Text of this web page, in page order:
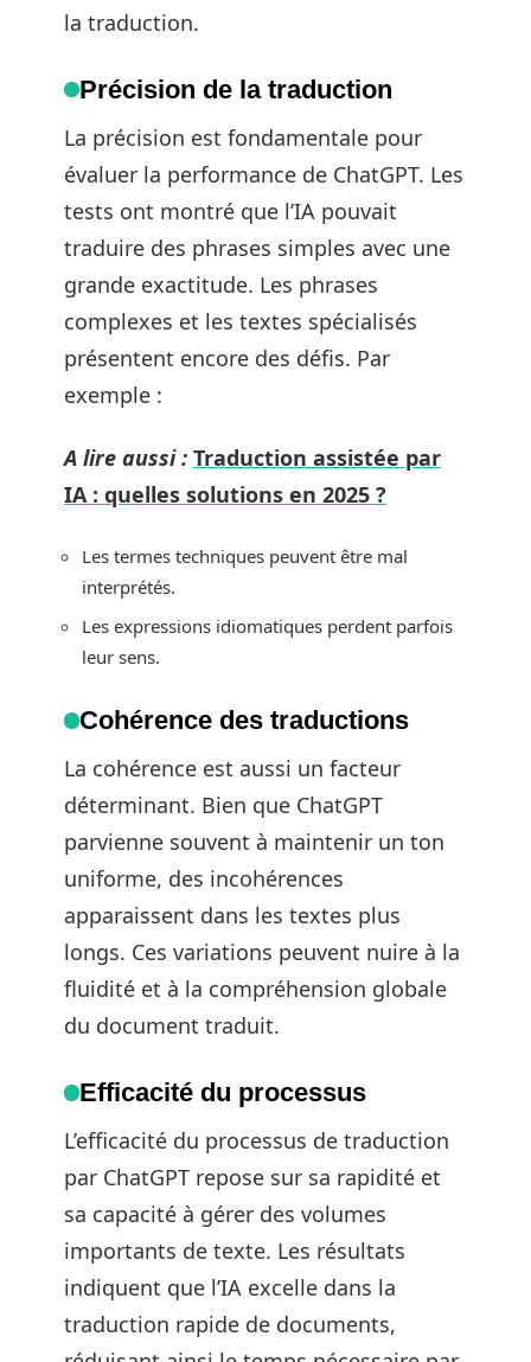
la traduction.
Précision de la traduction
La précision est fondamentale pour
évaluer la performance de ChatGPT. Les
tests ont montré que l’IA pouvait
traduire des phrases simples avec une
grande exactitude. Les phrases
complexes et les textes spécialisés
présentent encore des défis. Par
exemple :
A lire aussi : Traduction assistée par
IA : quelles solutions en 2025 ?
Les termes techniques peuvent être mal
interprétés.
Les expressions idiomatiques perdent parfois
leur sens.
Cohérence des traductions
La cohérence est aussi un facteur
déterminant. Bien que ChatGPT
parvienne souvent à maintenir un ton
uniforme, des incohérences
apparaissent dans les textes plus
longs. Ces variations peuvent nuire à la
fluidité et à la compréhension globale
du document traduit.
Efficacité du processus
L’efficacité du processus de traduction
par ChatGPT repose sur sa rapidité et
sa capacité à gérer des volumes
importants de texte. Les résultats
indiquent que l’IA excelle dans la
traduction rapide de documents,